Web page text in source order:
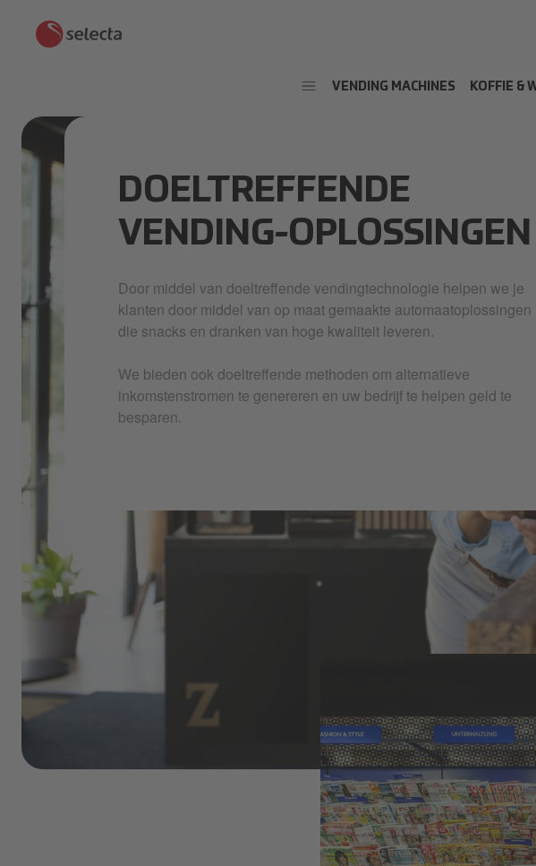
VENDING MACHINES KOFFIE &
DOELTREFFENDE
VENDING-OPLOSSINGEN
Door middel van doeltreffende vendingtechnologie helpen we je
klanten door middel van op maat gemaakte automaatoplossingen
die snacks en dranken van hoge kwaliteit leveren.
We bieden ook doeltreffende methoden om alternatieve
inkomstenstromen te genereren en uw bedrijf te helpen geld te
besparen.